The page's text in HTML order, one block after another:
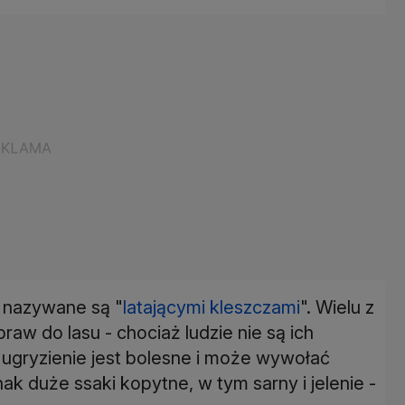
są "latającymi kleszczami". Wielu z
do lasu - chociaż ludzie nie są ich
jest bolesne i może wywołać
duże ssaki kopytne, w tym sarny i jelenie -